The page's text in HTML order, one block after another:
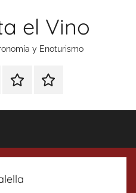
el Vino
y Enoturismo
RankingContacto